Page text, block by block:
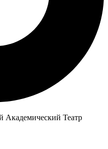
Академический Театр